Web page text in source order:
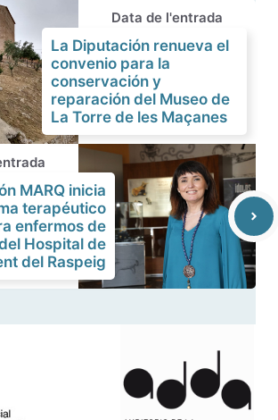
Data de l'entrada
La Diputación renueva el
convenio para la
conservación y
reparación del Museo de
La Torre de les Maçanes
MARQ inicia
terapéutico
enfermos de
Hospital de
del Raspeig